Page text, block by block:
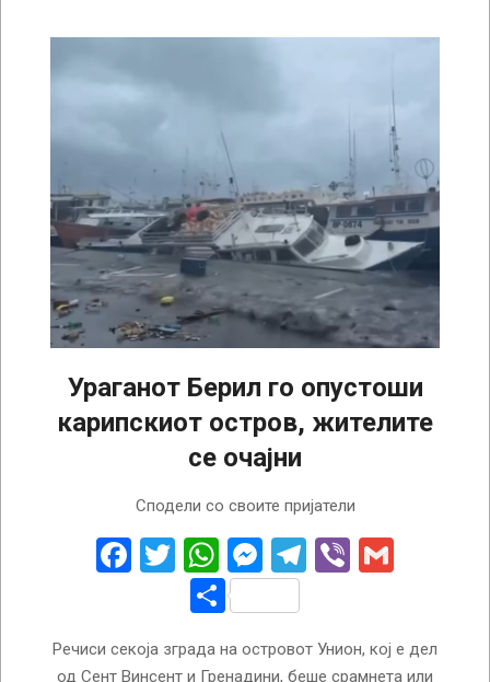
Ураганот Берил го опустоши
карипскиот остров, жителите
се очајни
Сподели со своите пријатели
Facebook
Twitter
WhatsApp
Messenger
Telegram
Viber
Share
Речиси секоја зграда на островот Унион, кој е дел
од Сент Винсент и Гренадини, беше срамнета или